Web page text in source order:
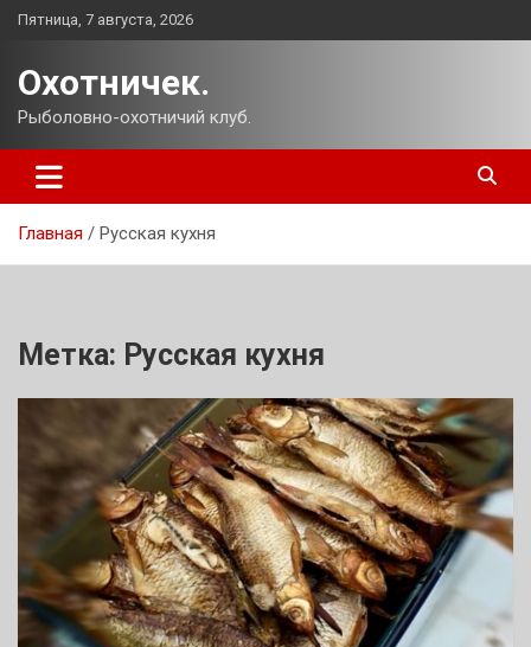
Перейти
Пятница, 7 августа, 2026
Охотничек.
Рыболовно-охотничий клуб.
Главная Русская кухня
Метка: Русская кухня